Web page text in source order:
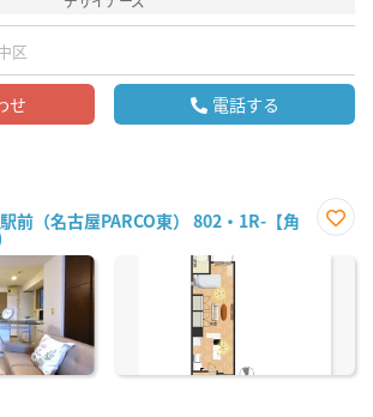
区
せ 電話する
前（名古屋PARCO東） 802・1R-【角
に入